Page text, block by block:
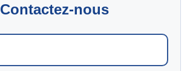
Contactez-nous